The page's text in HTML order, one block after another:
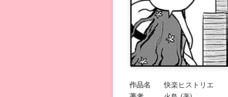
作品名
快楽ヒストリエ